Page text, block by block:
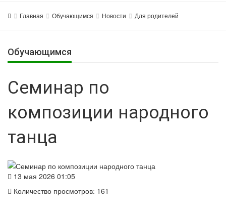
Главная Обучающимся Новости Для родителей
Обучающимся
Семинар по
композиции народного
танца
13 мая 2026 01:05
Количество просмотров: 161